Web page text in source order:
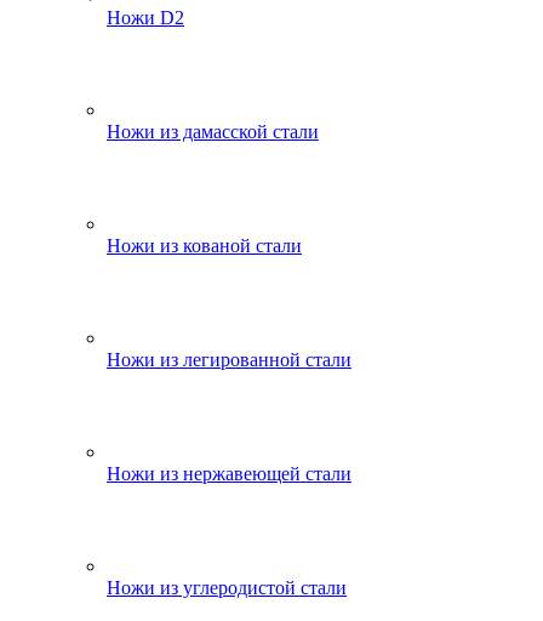
Ножи D2
Ножи из дамасской стали
Ножи из кованой стали
Ножи из легированной стали
Ножи из нержавеющей стали
Ножи из углеродистой стали